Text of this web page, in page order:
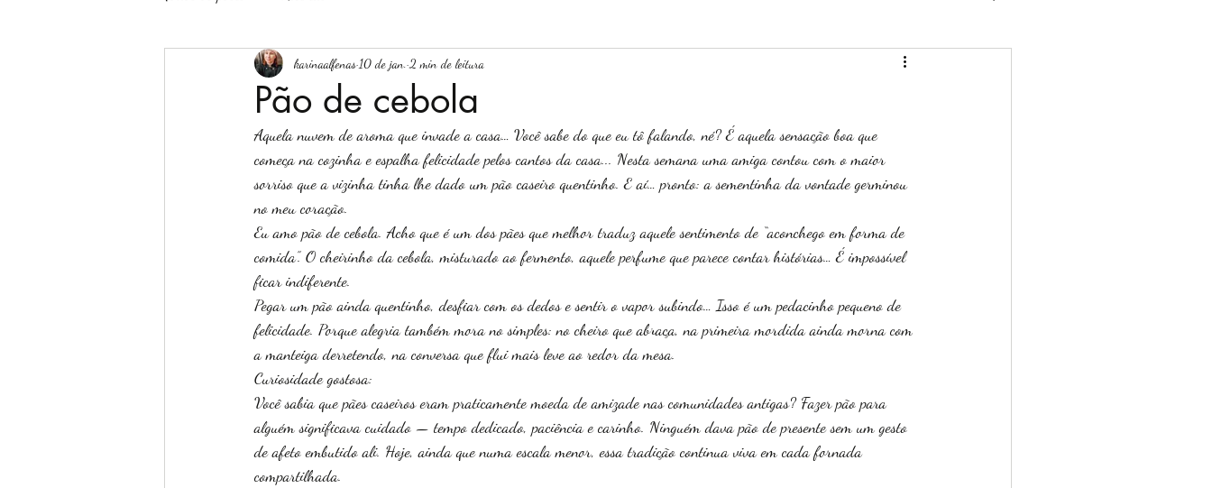
Pão de cebola
karinaalfenas 10 de jan. 2 min de leitura
Aquela nuvem de aroma que invade a casa… Você sabe do que eu tô falando, né? É aquela sensação boa que
começa na cozinha e espalha felicidade pelos cantos da casa... Nesta semana uma amiga contou com o maior
sorriso que a vizinha tinha lhe dado um pão caseiro quentinho. E aí… pronto: a sementinha da vontade germinou
no meu coração.
Eu amo pão de cebola. Acho que é um dos pães que melhor traduz aquele sentimento de “aconchego em forma de
comida”. O cheirinho da cebola, misturado ao fermento, aquele perfume que parece contar histórias… É impossível
ficar indiferente.
Pegar um pão ainda quentinho, desfiar com os dedos e sentir o vapor subindo… Isso é um pedacinho pequeno de
felicidade. Porque alegria também mora no simples: no cheiro que abraça, na primeira mordida ainda morna com
a manteiga derretendo, na conversa que flui mais leve ao redor da mesa.
Curiosidade gostosa:
Você sabia que pães caseiros eram praticamente moeda de amizade nas comunidades antigas? Fazer pão para
alguém significava cuidado — tempo dedicado, paciência e carinho. Ninguém dava pão de presente sem um gesto
de afeto embutido ali. Hoje, ainda que numa escala menor, essa tradição continua viva em cada fornada
compartilhada.